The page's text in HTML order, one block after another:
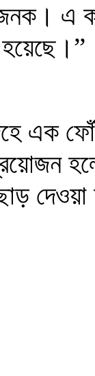
এ
এক